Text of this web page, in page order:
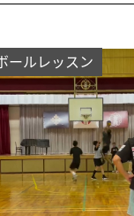
ールレッスン